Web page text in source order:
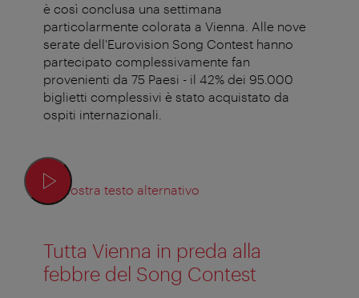
è così conclusa una settimana
particolarmente colorata a Vienna. Alle nove
serate dell'Eurovision Song Contest hanno
partecipato complessivamente fan
provenienti da 75 Paesi - il 42% dei 95.000
biglietti complessivi è stato acquistato da
ospiti internazionali.
Mostra testo alternativo
Tutta Vienna in preda alla
febbre del Song Contest